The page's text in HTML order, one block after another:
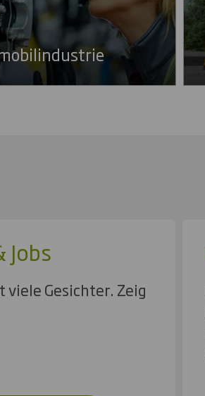
Jobs
viele Gesichter. Zeig